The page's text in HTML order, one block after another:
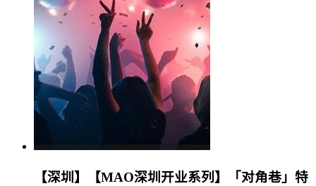
【深圳】【MAO深圳开业系列】「对角巷」特